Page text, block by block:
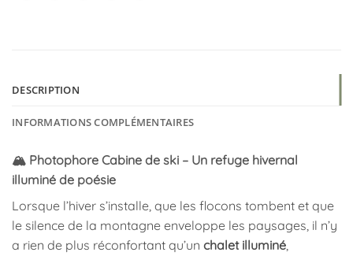
DESCRIPTION
INFORMATIONS COMPLÉMENTAIRES
🏔️ Photophore Cabine de ski – Un refuge hivernal
illuminé de poésie
Lorsque l’hiver s’installe, que les flocons tombent et que
le silence de la montagne enveloppe les paysages, il n’y
a rien de plus réconfortant qu’un chalet illuminé,